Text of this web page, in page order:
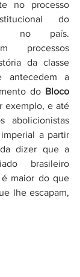
no processo
do
no país.
processos
da classe
antecedem a
do Bloco
exemplo, e até
abolicionistas
a partir
dizer que a
brasileiro
é maior do que
lhe escapam,